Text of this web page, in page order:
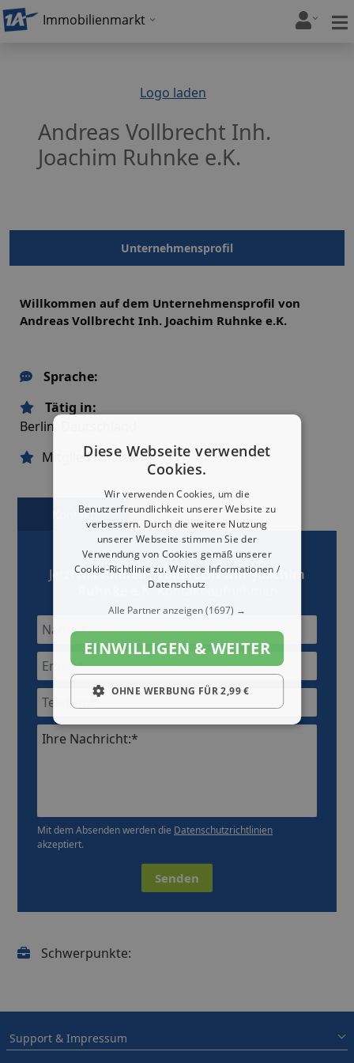
Immobilienmarkt
Logo laden
Andreas Vollbrecht Inh.
Joachim Ruhnke e.K.
Unternehmensprofil
Willkommen auf dem Unternehmensprofil von
Andreas Vollbrecht Inh. Joachim Ruhnke e.K.
Sprache:
Tätig in:
Berlin, Deutschland
Mitgliedschaften:
Kontakt Karte
Jetzt mitAndreas Vollbrecht Inh. Joachim
Ruhnke e.K.Kontakt aufnehmen
Ihre Nachricht:*
Mit dem Absenden werden die Datenschutzrichtlinien
akzeptiert.
Senden
Schwerpunkte:
Support & Impressum
Diese Webseite verwendet
Cookies.
Wir verwenden Cookies, um die
Benutzerfreundlichkeit unserer Website zu
verbessern. Durch die weitere Nutzung
unserer Webseite stimmen Sie der
Verwendung von Cookies gemäß unserer
Cookie-Richtlinie zu.Weitere Informationen /
Datenschutz
Alle Partner anzeigen(1697) →
EINWILLIGEN & WEITER
OHNE WERBUNG FÜR 2,99 €